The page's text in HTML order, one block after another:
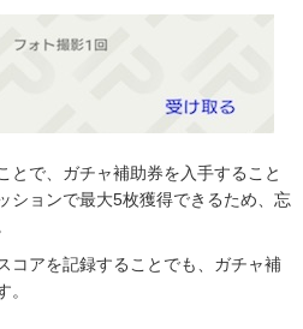
とで、ガチャ補助券を入手すること
ションで最大5枚獲得できるため、忘
コアを記録することでも、ガチャ補
。